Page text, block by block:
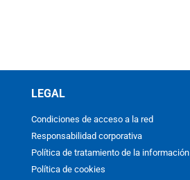
LEGAL
Condiciones de acceso a la red
Responsabilidad corporativa
Política de tratamiento de la información
Política de cookies